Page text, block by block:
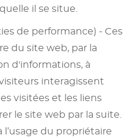
il se situe.
de performance) - Ces
du site web, par la
d'informations, à
interagissent
visitées et les liens
le site web par la suite.
l’usage du propriétaire